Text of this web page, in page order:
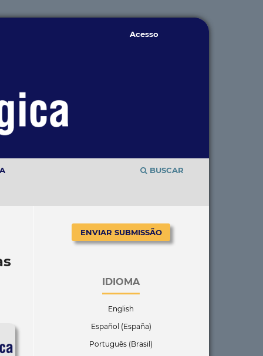
BUSCAR
Acesso
ENVIAR SUBMISSÃO
IDIOMA
English
Español (España)
Português (Brasil)